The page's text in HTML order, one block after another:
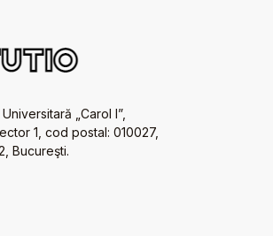
„Carol I”,
1, cod postal: 010027,
Bucureşti.